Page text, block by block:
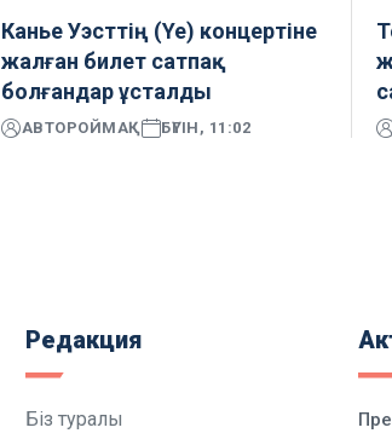
Канье Уэсттің (Ye) концертіне
жалған билет сатпақ
болғандар ұсталды
АВТОРОЙМАҚ БҮГІН, 11:02
Редакция
Біз туралы